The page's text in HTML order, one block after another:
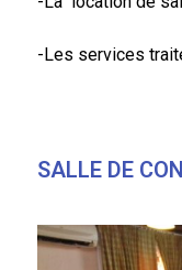
-Les services
SALLE DE